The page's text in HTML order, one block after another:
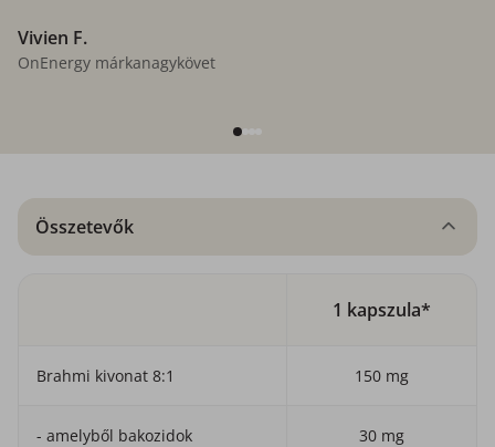
Vivien F.
OnEnergy márkanagykövet
Összetevők
1 kapszula*
Brahmi kivonat 8:1 150 mg
- amelyből bakozidok 30 mg